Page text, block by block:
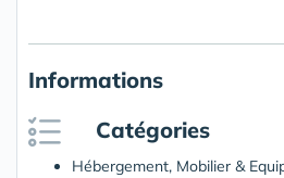
Informations
Catégories
Hébergement, Mobilier &